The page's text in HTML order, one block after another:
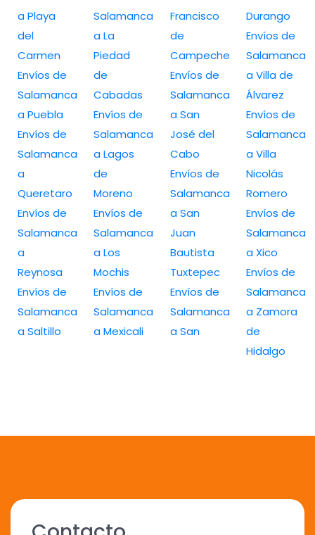
a Playa
del
Carmen
Envíos de
Salamanca
a Puebla
Envíos de
Salamanca
a
Queretaro
Envíos de
Salamanca
a
Reynosa
Envíos de
Salamanca
a Saltillo
Salamanca
a La
Piedad
de
Cabadas
Envíos de
Salamanca
a Lagos
de
Moreno
Envíos de
Salamanca
a Los
Mochis
Envíos de
Salamanca
a Mexicali
Francisco
de
Campeche
Envíos de
Salamanca
a San
José del
Cabo
Envíos de
Salamanca
a San
Juan
Bautista
Tuxtepec
Envíos de
Salamanca
a San
Durango
Envíos de
Salamanca
a Villa de
Álvarez
Envíos de
Salamanca
a Villa
Nicolás
Romero
Envíos de
Salamanca
a Xico
Envíos de
Salamanca
a Zamora
de
Hidalgo